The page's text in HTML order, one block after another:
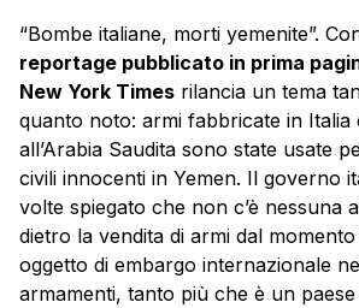
“Bombe italiane, morti yemenite”.
reportage pubblicato in prima
New York Times rilancia un tema
quanto noto: armi fabbricate in Italia
all’Arabia Saudita sono state usate
civili innocenti in Yemen. Il governo
volte spiegato che non c’è nessuna
dietro la vendita di armi dal
oggetto di embargo internazionale
armamenti, tanto più che è un